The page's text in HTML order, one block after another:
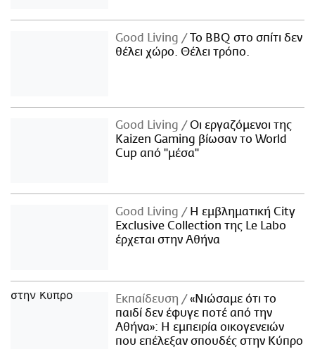
Good Living
Το BBQ στο σπίτι δεν
θέλει χώρο. Θέλει τρόπο.
Good Living
Οι εργαζόμενοι της
Kaizen Gaming βίωσαν το World
Cup από "μέσα"
Good Living
Η εμβληματική City
Exclusive Collection της Le Labo
έρχεται στην Αθήνα
Εκπαίδευση
«Νιώσαμε ότι το
παιδί δεν έφυγε ποτέ από την
Αθήνα»: Η εμπειρία οικογενειών
που επέλεξαν σπουδές στην Κύπρο